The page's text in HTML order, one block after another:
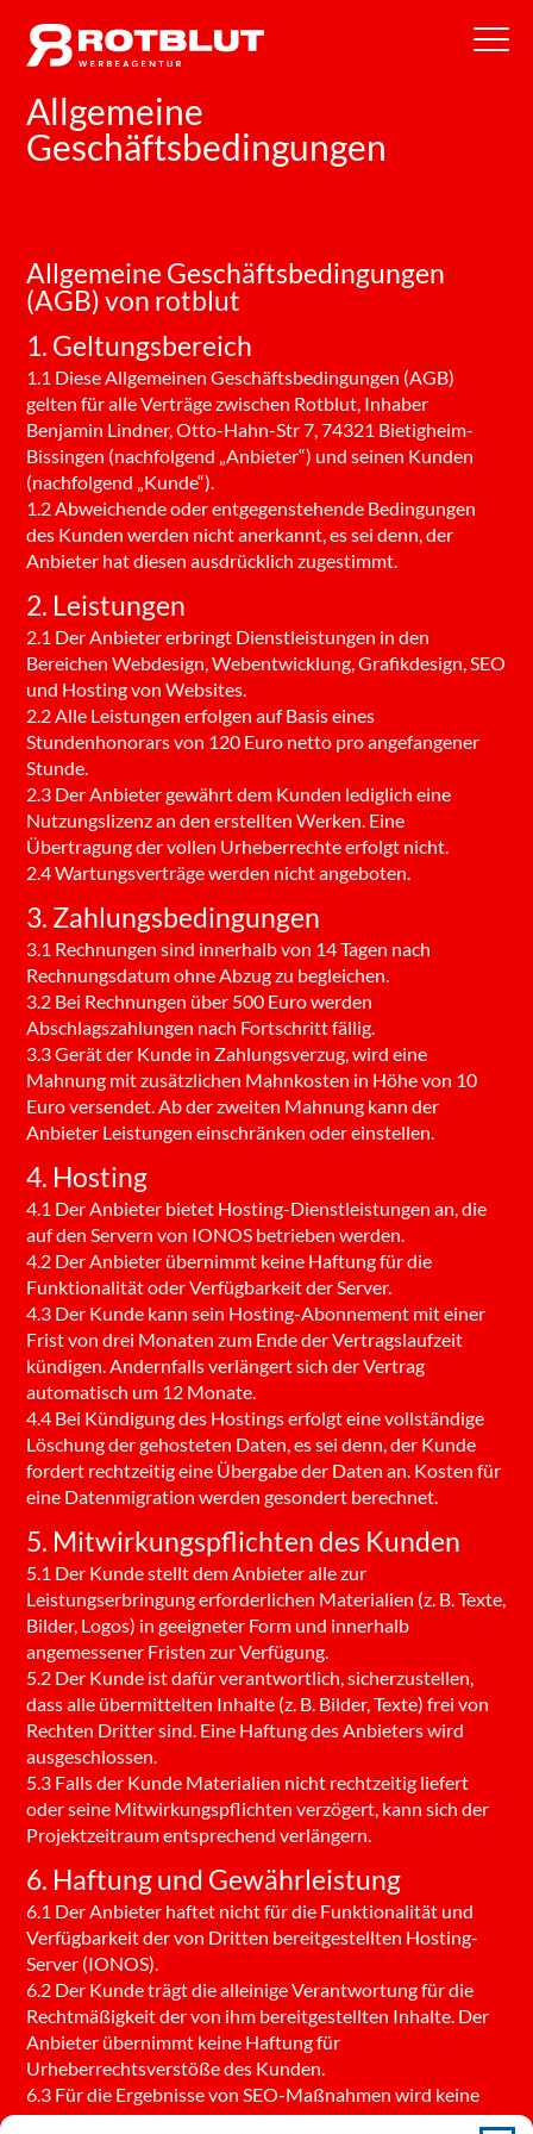
Allgemeine
Geschäftsbedingungen
Allgemeine Geschäftsbedingungen
(AGB) von rotblut
1. Geltungsbereich
1.1 Diese Allgemeinen Geschäftsbedingungen (AGB)
gelten für alle Verträge zwischen Rotblut, Inhaber
Benjamin Lindner, Otto-Hahn-Str 7, 74321 Bietigheim-
Bissingen (nachfolgend „Anbieter“) und seinen Kunden
(nachfolgend „Kunde“).
1.2 Abweichende oder entgegenstehende Bedingungen
des Kunden werden nicht anerkannt, es sei denn, der
Anbieter hat diesen ausdrücklich zugestimmt.
2. Leistungen
2.1 Der Anbieter erbringt Dienstleistungen in den
Bereichen Webdesign, Webentwicklung, Grafikdesign, SEO
und Hosting von Websites.
2.2 Alle Leistungen erfolgen auf Basis eines
Stundenhonorars von 120 Euro netto pro angefangener
Stunde.
2.3 Der Anbieter gewährt dem Kunden lediglich eine
Nutzungslizenz an den erstellten Werken. Eine
Übertragung der vollen Urheberrechte erfolgt nicht.
2.4 Wartungsverträge werden nicht angeboten.
3. Zahlungsbedingungen
3.1 Rechnungen sind innerhalb von 14 Tagen nach
Rechnungsdatum ohne Abzug zu begleichen.
3.2 Bei Rechnungen über 500 Euro werden
Abschlagszahlungen nach Fortschritt fällig.
3.3 Gerät der Kunde in Zahlungsverzug, wird eine
Mahnung mit zusätzlichen Mahnkosten in Höhe von 10
Euro versendet. Ab der zweiten Mahnung kann der
Anbieter Leistungen einschränken oder einstellen.
4. Hosting
4.1 Der Anbieter bietet Hosting-Dienstleistungen an, die
auf den Servern von IONOS betrieben werden.
4.2 Der Anbieter übernimmt keine Haftung für die
Funktionalität oder Verfügbarkeit der Server.
4.3 Der Kunde kann sein Hosting-Abonnement mit einer
Frist von drei Monaten zum Ende der Vertragslaufzeit
kündigen. Andernfalls verlängert sich der Vertrag
automatisch um 12 Monate.
4.4 Bei Kündigung des Hostings erfolgt eine vollständige
Löschung der gehosteten Daten, es sei denn, der Kunde
fordert rechtzeitig eine Übergabe der Daten an. Kosten für
eine Datenmigration werden gesondert berechnet.
5. Mitwirkungspflichten des Kunden
5.1 Der Kunde stellt dem Anbieter alle zur
Leistungserbringung erforderlichen Materialien (z. B. Texte,
Bilder, Logos) in geeigneter Form und innerhalb
angemessener Fristen zur Verfügung.
5.2 Der Kunde ist dafür verantwortlich, sicherzustellen,
dass alle übermittelten Inhalte (z. B. Bilder, Texte) frei von
Rechten Dritter sind. Eine Haftung des Anbieters wird
ausgeschlossen.
5.3 Falls der Kunde Materialien nicht rechtzeitig liefert
oder seine Mitwirkungspflichten verzögert, kann sich der
Projektzeitraum entsprechend verlängern.
6. Haftung und Gewährleistung
6.1 Der Anbieter haftet nicht für die Funktionalität und
Verfügbarkeit der von Dritten bereitgestellten Hosting-
Server (IONOS).
6.2 Der Kunde trägt die alleinige Verantwortung für die
Rechtmäßigkeit der von ihm bereitgestellten Inhalte. Der
Anbieter übernimmt keine Haftung für
Urheberrechtsverstöße des Kunden.
6.3 Für die Ergebnisse von SEO-Maßnahmen wird keine
Garantie übernommen.